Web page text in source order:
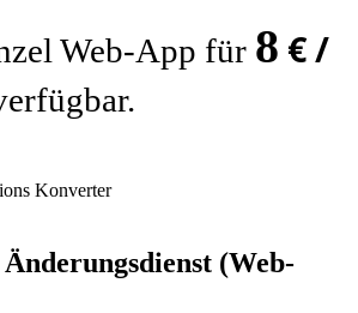
Web-App für 8 € /
(Web-